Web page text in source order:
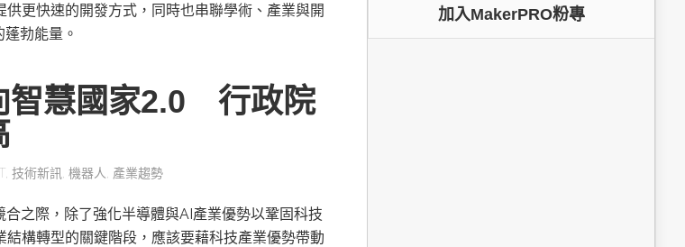
更快速的開發方式，同時也串聯學術、產業與開
勃能量。
智慧國家2.0 行政院
技術新訊 機器人 產業趨勢
之際，除了強化半導體與AI產業優勢以鞏固科技
構轉型的關鍵階段，應該要藉科技產業優勢帶動
加入MakerPRO粉專